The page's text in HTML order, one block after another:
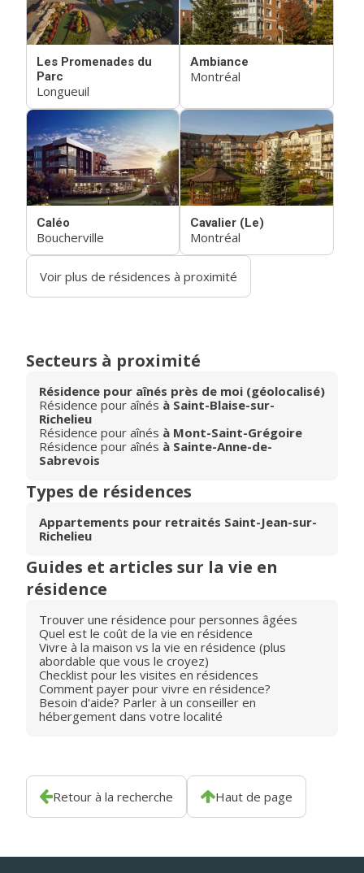
Les Promenades du
Parc
Longueuil
Ambiance
Montréal
Caléo
Boucherville
Cavalier (Le)
Montréal
Voir plus de résidences à proximité
Secteurs à proximité
Résidence pour aînés près de moi (géolocalisé)
Résidence pour aînés à Saint-Blaise-sur-
Richelieu
Résidence pour aînés à Mont-Saint-Grégoire
Résidence pour aînés à Sainte-Anne-de-
Sabrevois
Types de résidences
Appartements pour retraités Saint-Jean-sur-
Richelieu
Guides et articles sur la vie en
résidence
Trouver une résidence pour personnes âgées
Quel est le coût de la vie en résidence
Vivre à la maison vs la vie en résidence (plus
abordable que vous le croyez)
Checklist pour les visites en résidences
Comment payer pour vivre en résidence?
Besoin d'aide? Parler à un conseiller en
hébergement dans votre localité
Retour à la recherche Haut de page